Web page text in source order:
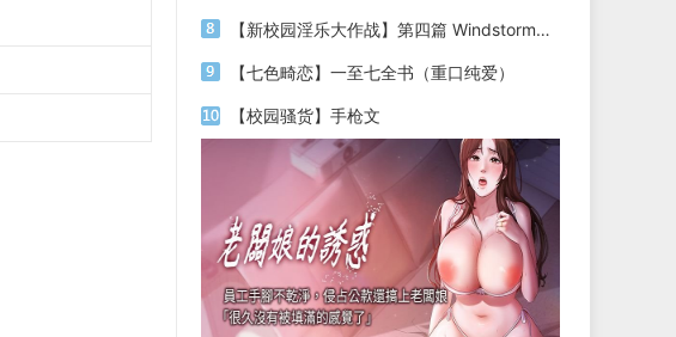
【新校园淫乐大作战】第四篇 Windstorm No.1 射击课
【七色畸恋】一至七全书（重口纯爱）
【校园骚货】手枪文